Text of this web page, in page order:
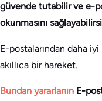
güvende tutabilir ve e-
okunmasını
E-postalarından daha
akıllıca bir hareket.
Bundan yararlanın E-